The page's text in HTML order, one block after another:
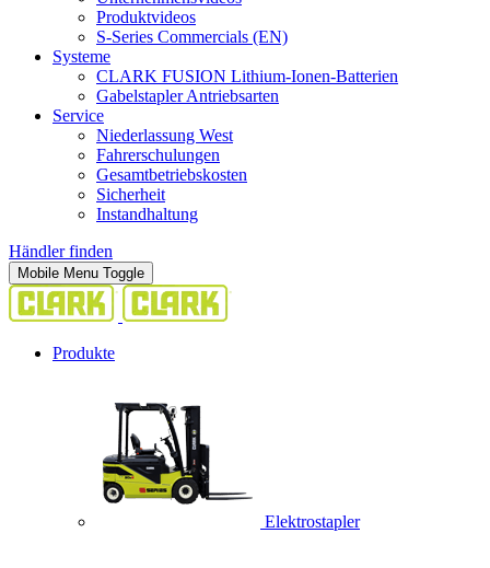
Produktvideos
S-Series Commercials (EN)
Systeme
CLARK FUSION Lithium-Ionen-Batterien
Gabelstapler Antriebsarten
Service
Niederlassung West
Fahrerschulungen
Gesamtbetriebskosten
Sicherheit
Instandhaltung
Händler finden
Mobile Menu Toggle
Produkte
Elektrostapler